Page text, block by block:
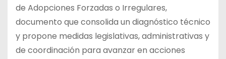
de Adopciones Forzadas o Irregulares,
documento que consolida un diagnóstico técnico
y propone medidas legislativas, administrativas y
de coordinación para avanzar en acciones